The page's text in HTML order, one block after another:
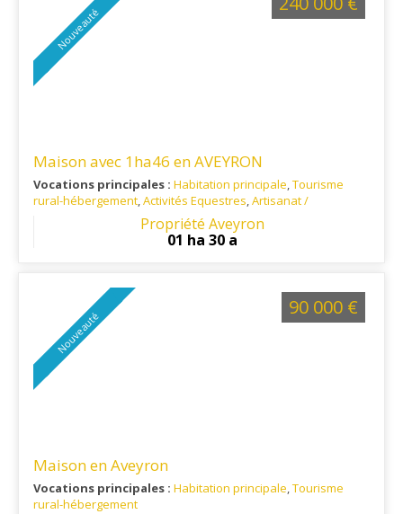
Nouveauté
Maison avec 1ha46 en AVEYRON
Vocations principales : Habitation principale,Tourisme
rural-hébergement,Activités Equestres,Artisanat /
: aux portes du Lot
Propriété Aveyron
01 ha 30 a
Nouveauté
Maison en Aveyron
Vocations principales : Habitation principale,Tourisme
rural-hébergement
90 000 €